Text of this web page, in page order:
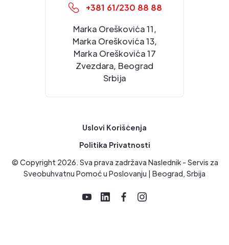
+381 61/230 88 88
Marka Oreškovića 11,
Marka Oreškovića 13,
Marka Oreškovića 17
Zvezdara, Beograd
Srbija
Uslovi Korišćenja
Politika Privatnosti
© Copyright 2026. Sva prava zadržava Naslednik - Servis za
Sveobuhvatnu Pomoć u Poslovanju | Beograd, Srbija